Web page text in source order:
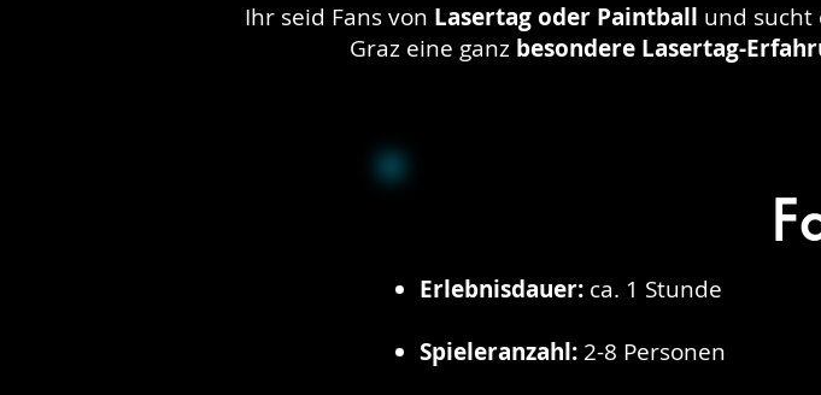
Ihr seid Fans von Lasertag oder Paintball und sucht
Graz eine ganz besondere Lasertag-
Erlebnisdauer: ca. 1 Stunde
Spieleranzahl: 2-8 Personen